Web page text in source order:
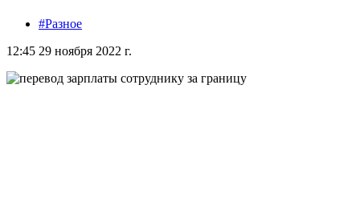
#Разное
12:45 29 ноября 2022 г.